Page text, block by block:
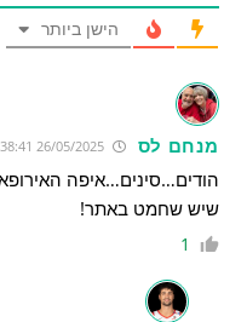
הישן ביותר
מנחם לס 26/05/2025 15:38:41
הודים…סינים…איפה
שיש שחמט באתר!
1